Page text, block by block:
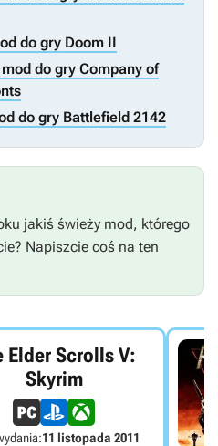
do gry Doom II
do gry Company of
do gry Battlefield 2142
jakiś świeży mod, którego
Napiszcie coś na ten
Elder Scrolls V:
Skyrim
11 listopada 2011